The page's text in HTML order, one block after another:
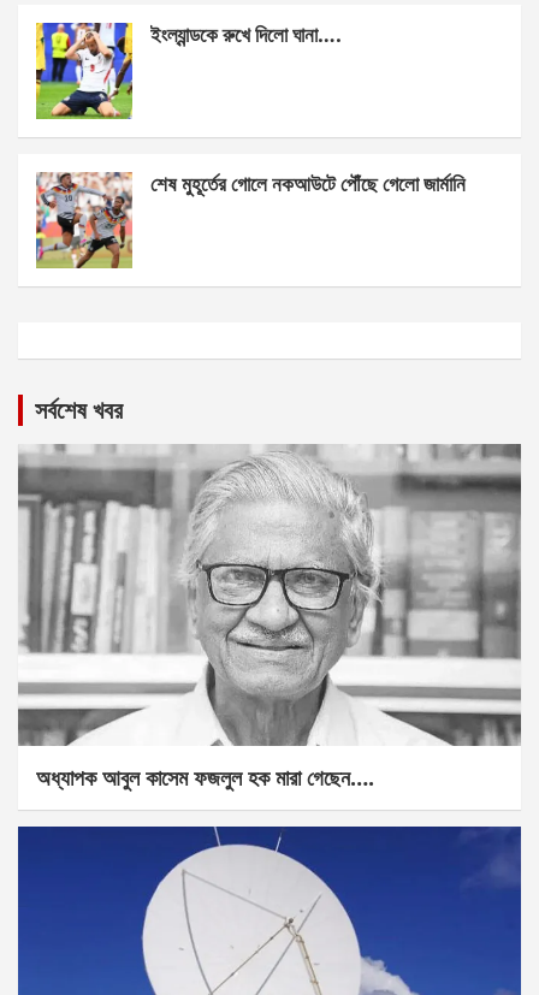
ইংল্যান্ডকে রুখে দিলো ঘানা….
শেষ মুহূর্তের গোলে নকআউটে পৌঁছে গেলো জার্মানি
সর্বশেষ খবর
অধ্যাপক আবুল কাসেম ফজলুল হক মারা গেছেন….